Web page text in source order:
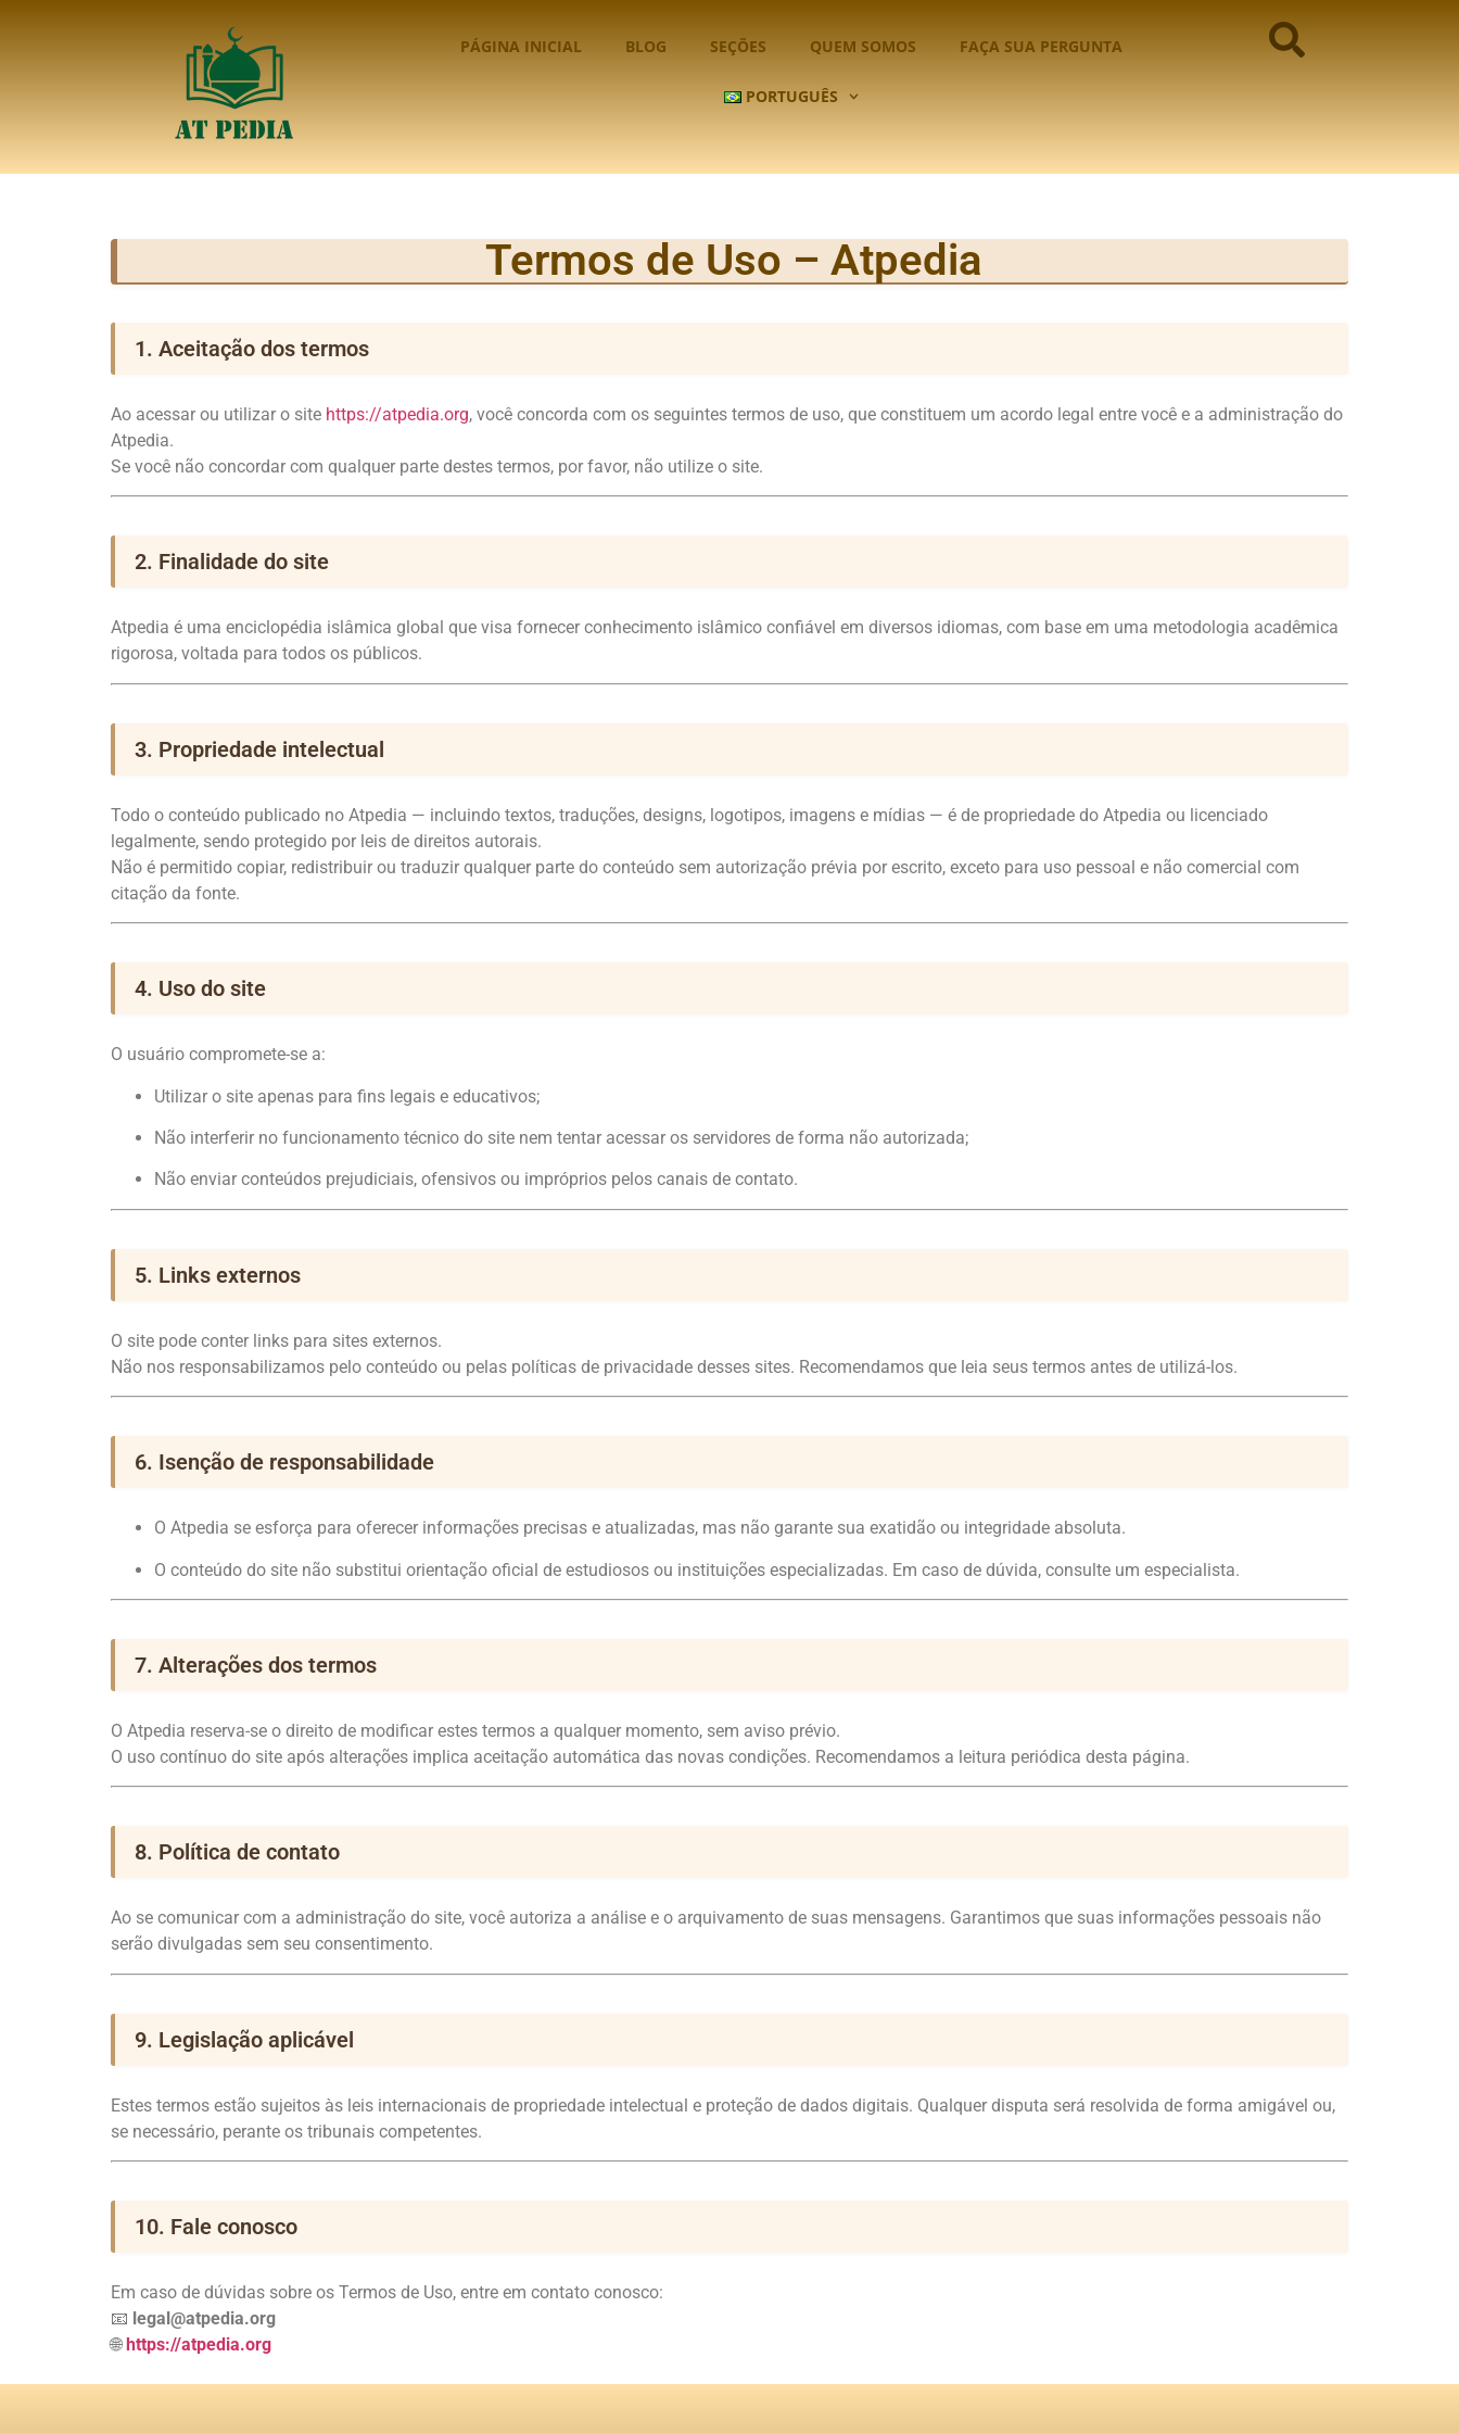
PÁGINA INICIAL BLOG SEÇÕES QUEM SOMOS FAÇA SUA PERGUNTA
PORTUGUÊS
Termos de Uso – Atpedia
1. Aceitação dos termos
Ao acessar ou utilizar o site https://atpedia.org, você concorda com os seguintes termos de uso, que constituem um acordo legal entre você e a administração do
Atpedia.
Se você não concordar com qualquer parte destes termos, por favor, não utilize o site.
2. Finalidade do site
Atpedia é uma enciclopédia islâmica global que visa fornecer conhecimento islâmico confiável em diversos idiomas, com base em uma metodologia acadêmica
rigorosa, voltada para todos os públicos.
3. Propriedade intelectual
Todo o conteúdo publicado no Atpedia — incluindo textos, traduções, designs, logotipos, imagens e mídias — é de propriedade do Atpedia ou licenciado
legalmente, sendo protegido por leis de direitos autorais.
Não é permitido copiar, redistribuir ou traduzir qualquer parte do conteúdo sem autorização prévia por escrito, exceto para uso pessoal e não comercial com
citação da fonte.
4. Uso do site
O usuário compromete-se a:
Utilizar o site apenas para fins legais e educativos;
Não interferir no funcionamento técnico do site nem tentar acessar os servidores de forma não autorizada;
Não enviar conteúdos prejudiciais, ofensivos ou impróprios pelos canais de contato.
5. Links externos
O site pode conter links para sites externos.
Não nos responsabilizamos pelo conteúdo ou pelas políticas de privacidade desses sites. Recomendamos que leia seus termos antes de utilizá-los.
6. Isenção de responsabilidade
O Atpedia se esforça para oferecer informações precisas e atualizadas, mas não garante sua exatidão ou integridade absoluta.
O conteúdo do site não substitui orientação oficial de estudiosos ou instituições especializadas. Em caso de dúvida, consulte um especialista.
7. Alterações dos termos
O Atpedia reserva-se o direito de modificar estes termos a qualquer momento, sem aviso prévio.
O uso contínuo do site após alterações implica aceitação automática das novas condições. Recomendamos a leitura periódica desta página.
8. Política de contato
Ao se comunicar com a administração do site, você autoriza a análise e o arquivamento de suas mensagens. Garantimos que suas informações pessoais não
serão divulgadas sem seu consentimento.
9. Legislação aplicável
Estes termos estão sujeitos às leis internacionais de propriedade intelectual e proteção de dados digitais. Qualquer disputa será resolvida de forma amigável ou,
se necessário, perante os tribunais competentes.
10. Fale conosco
Em caso de dúvidas sobre os Termos de Uso, entre em contato conosco:
📧 legal@atpedia.org
🌐https://atpedia.org